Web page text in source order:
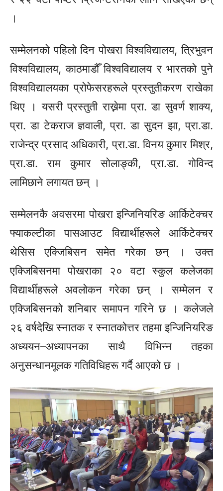
।
सम्मेलनको पहिलो दिन पोखरा विश्वविद्यालय, त्रिभुवन
विश्वविद्यालय, काठमाडौँ विश्वविद्यालय र भारतको पुने
विश्वविद्यालयका प्रोफेसरहरूले प्रस्तुतीकरण राखेका
थिए । यसरी प्रस्तुती राख्नेमा प्रा. डा सुवर्ण शाक्य,
प्रा. डा टेकराज ज्ञवाली, प्रा. डासुदन झा,प्रा.डा.
राजेन्द्र प्रसाद अधिकारी,प्रा.डा. विनय कुमार मिश्र,
प्रा.डा. राम कुमारसोलाङ्की, प्रा.डा. गोविन्द
लामिछाने लगायत छन् ।
सम्मेलनकै अवसरमा पोखरा इन्जिनियरिङ आर्किटेक्चर
फ्याकल्टीका पासआउटविद्यार्थीहरूलेआर्किटेक्चर
थेसिसएक्जिबिसन समेत गरेका छन् । उक्त
एक्जिबिसनमापोखराका २० वटा स्कुल कलेजका
विद्यार्थीहरूलेअवलोकन गरेका छन् । सम्मेलन र
एक्जिबिसनको शनिबार समापन गरिने छ । कलेजले
२६ वर्षदेखि स्नातक र स्नातकोत्तर तहमा इन्जिनियरिङ
अध्ययन–अध्यापनकासाथै विभिन्न तहका
अनुसन्धानमूलक गतिविधिहरू गर्दै आएको छ ।